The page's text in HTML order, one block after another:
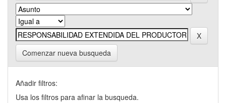
Comenzar nueva busqueda
Añadir filtros:
Usa los filtros para afinar la busqueda.